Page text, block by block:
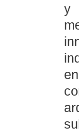
y